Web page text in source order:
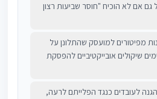
אם לא הוכיח "חוסר שביעות רצון
מפיטורים למועסק שהתלונן על
שיקולים אובייקטיביים להפסקת
הגנה לעובדים כנגד הפלייתם לרעה,